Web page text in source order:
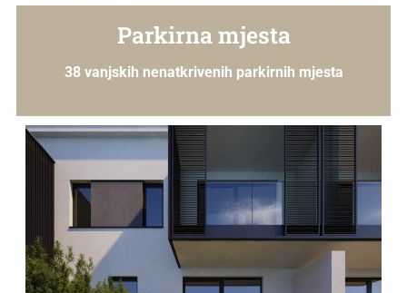
Parkirna mjesta
38 vanjskih nenatkrivenih parkirnih mjesta